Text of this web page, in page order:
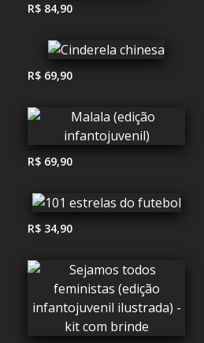
R$ 84,90
R$ 69,90
R$ 69,90
R$ 34,90